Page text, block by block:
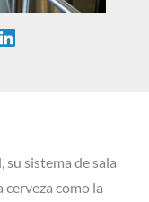
su sistema de sala
como la